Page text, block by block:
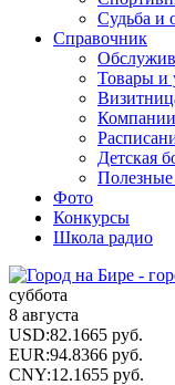
Судьба и
Справочник
Товары и
Компании
Детская
Фото
Конкурсы
Школа радио
суббота
8 августа
USD:82.1665 руб.
EUR:94.8366 руб.
CNY:12.1655 руб.